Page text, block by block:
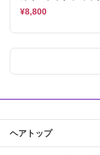
¥8,800
ヘアトップ